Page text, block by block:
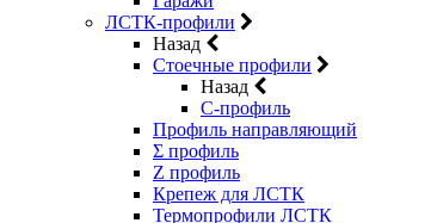
ЛСТК-профили
Назад
Стоечные профили
Назад
C-профиль
Профиль направляющий
Σ профиль
Z профиль
Крепеж для ЛСТК
Термопрофили ЛСТК